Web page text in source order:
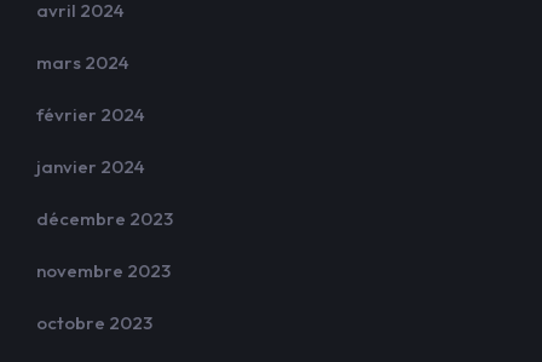
avril 2024
mars 2024
février 2024
janvier 2024
décembre 2023
novembre 2023
octobre 2023